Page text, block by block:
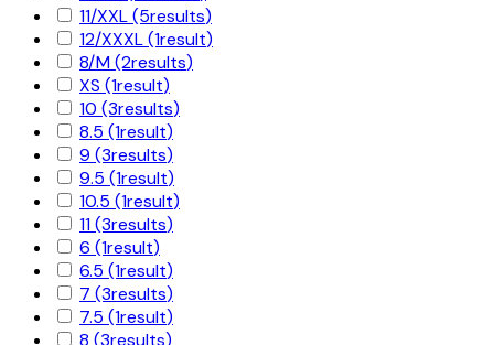
11/XXL(5results)
12/XXXL(1result)
8/M(2results)
XS (1result)
10 (3results)
8.5 (1result)
9 (3results)
9.5 (1result)
10.5 (1result)
11(3results)
6 (1result)
6.5 (1result)
7 (3results)
7.5 (1result)
8 (3results)